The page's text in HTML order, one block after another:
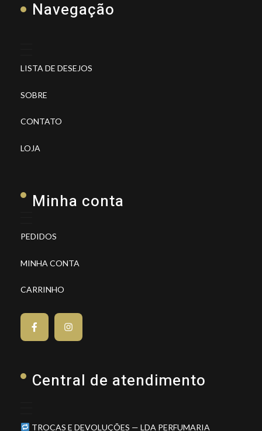
Navegação
LISTA DE DESEJOS
SOBRE
CONTATO
LOJA
Minha conta
PEDIDOS
MINHA CONTA
CARRINHO
Central de atendimento
TROCAS E DEVOLUÇÕES — LDA PERFUMARIA